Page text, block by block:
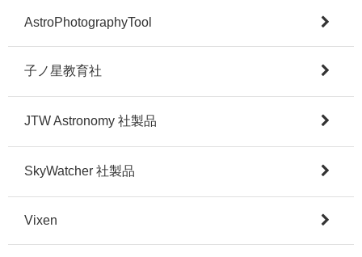
AstroPhotographyTool
子ノ星教育社
JTW Astronomy 社製品
SkyWatcher 社製品
Vixen